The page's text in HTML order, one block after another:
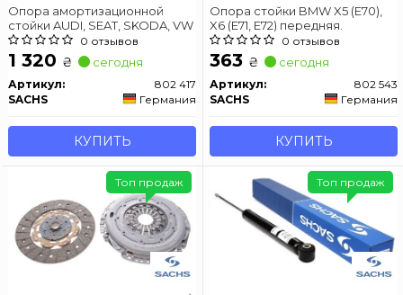
Опора амортизационной
стойки AUDI, SEAT, SKODA, VW
0 отзывов
1 320 ₴ сегодня
Артикул:
802 417
SACHS
Германия
КУПИТЬ
Опора стойки BMW X5 (E70),
X6 (E71, E72) передняя.
0 отзывов
363 ₴ сегодня
Артикул:
802 543
SACHS
Германия
КУПИТЬ
Топ продаж Топ продаж